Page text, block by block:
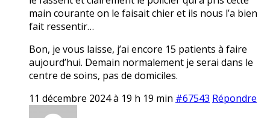
main courante on le faisait chier et ils nous l’a bien
fait ressentir…
Bon, je vous laisse, j’ai encore 15 patients à faire
aujourd’hui. Demain normalement je serai dans le
centre de soins, pas de domiciles.
11 décembre 2024 à 19 h 19 min #67543 Répondre